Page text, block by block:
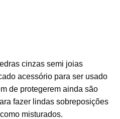
cinzas semi joias
acessório para ser usado
de protegerem ainda são
fazer lindas sobreposições
misturados.